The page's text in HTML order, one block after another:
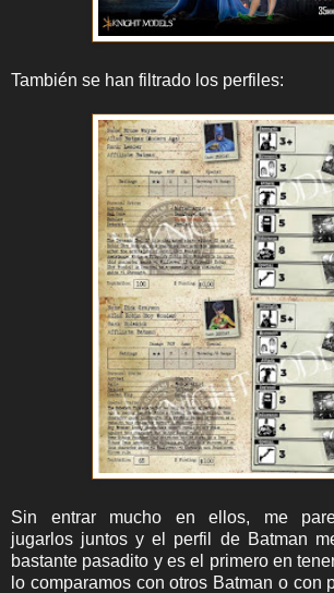
También se han filtrado los perfiles:
Sin entrar mucho en ellos, me
jugarlos juntos y el perfil de Batman
bastante pasadito y es el primero en
lo comparamos con otros Batman o con